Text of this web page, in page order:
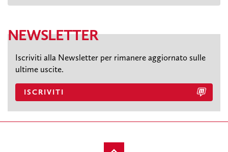
NEWSLETTER
Iscriviti alla Newsletter per rimanere aggiornato sulle
ultime uscite.
ISCRIVITI